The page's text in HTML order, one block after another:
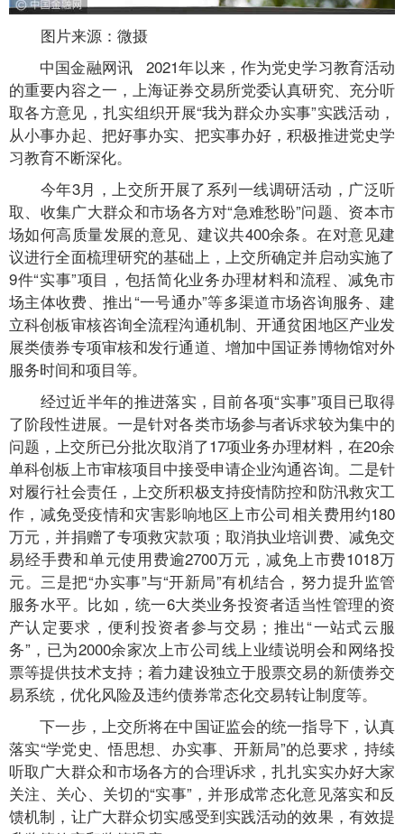
图片来源：微摄
中国金融网讯 2021年以来，作为党史学习教育活动
的重要内容之一，上海证券交易所党委认真研究、充分听
取各方意见，扎实组织开展“我为群众办实事”实践活动，
从小事办起、把好事办实、把实事办好，积极推进党史学
习教育不断深化。
今年3月，上交所开展了系列一线调研活动，广泛听
取、收集广大群众和市场各方对“急难愁盼”问题、资本市
场如何高质量发展的意见、建议共400余条。在对意见建
议进行全面梳理研究的基础上，上交所确定并启动实施了
9件“实事”项目，包括简化业务办理材料和流程、减免市
场主体收费、推出“一号通办”等多渠道市场咨询服务、建
立科创板审核咨询全流程沟通机制、开通贫困地区产业发
展类债券专项审核和发行通道、增加中国证券博物馆对外
服务时间和项目等。
经过近半年的推进落实，目前各项“实事”项目已取得
了阶段性进展。一是针对各类市场参与者诉求较为集中的
问题，上交所已分批次取消了17项业务办理材料，在20余
单科创板上市审核项目中接受申请企业沟通咨询。二是针
对履行社会责任，上交所积极支持疫情防控和防汛救灾工
作，减免受疫情和灾害影响地区上市公司相关费用约180
万元，并捐赠了专项救灾款项；取消执业培训费、减免交
易经手费和单元使用费逾2700万元，减免上市费1018万
元。三是把“办实事”与“开新局”有机结合，努力提升监管
服务水平。比如，统一6大类业务投资者适当性管理的资
产认定要求，便利投资者参与交易；推出“一站式云服
务”，已为2000余家次上市公司线上业绩说明会和网络投
票等提供技术支持；着力建设独立于股票交易的新债券交
易系统，优化风险及违约债券常态化交易转让制度等。
下一步，上交所将在中国证监会的统一指导下，认真
落实“学党史、悟思想、办实事、开新局”的总要求，持续
听取广大群众和市场各方的合理诉求，扎扎实实办好大家
关注、关心、关切的“实事”，并形成常态化意见落实和反
馈机制，让广大群众切实感受到实践活动的效果，有效提